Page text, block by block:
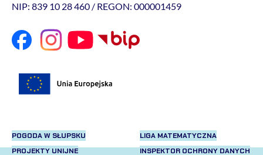
NIP: 839 10 28 460 / REGON: 000001459
POGODA W SŁUPSKU
PROJEKTY UNIJNE
LIGA MATEMATYCZNA
INSPEKTOR OCHRONY DANYCH